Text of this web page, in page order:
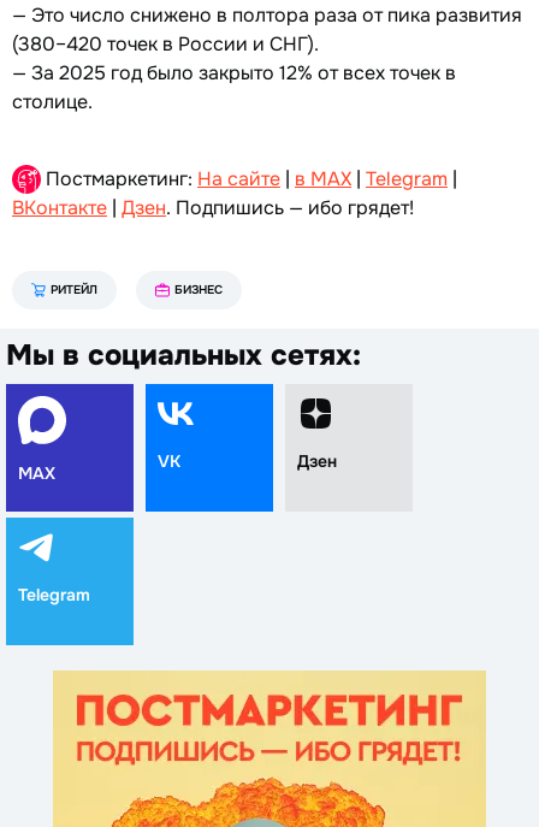
— Это число снижено в полтора раза от пика развития
(380–420 точек в России и СНГ).
— За 2025 год было закрыто 12% от всех точек в
столице.
Постмаркетинг: На сайте | в MAX | Telegram |
ВКонтакте | Дзен. Подпишись — ибо грядет!
РИТЕЙЛ БИЗНЕС
Мы в социальных сетях:
MAX
VK Дзен
Telegram